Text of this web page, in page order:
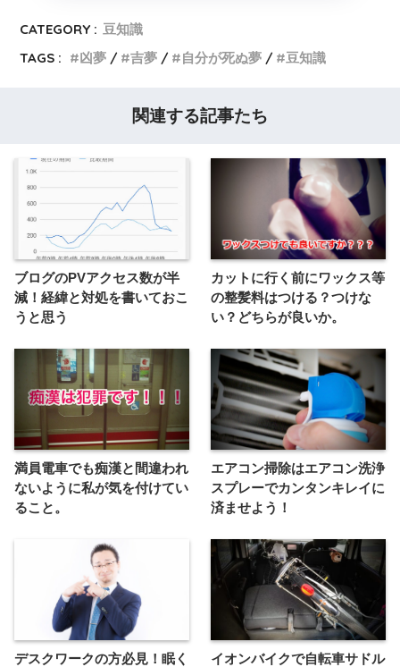
CATEGORY : 豆知識
TAGS :
凶夢 吉夢 自分が死ぬ夢 豆知識
関連する記事たち
ブログのPVアクセス数が半
減！経緯と対処を書いておこ
うと思う
カットに行く前にワックス等
の整髪料はつける？つけな
い？どちらが良いか。
満員電車でも痴漢と間違われ
ないように私が気を付けてい
ること。
エアコン掃除はエアコン洗浄
スプレーでカンタンキレイに
済ませよう！
デスクワークの方必見！眠く
イオンバイクで自転車サドル